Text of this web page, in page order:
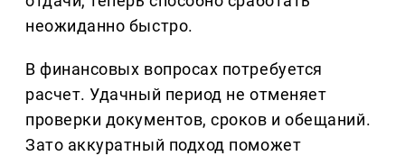
неожиданно быстро.
В финансовых вопросах потребуется
расчет. Удачный период не отменяет
проверки документов, сроков и обещаний.
Зато аккуратный подход поможет